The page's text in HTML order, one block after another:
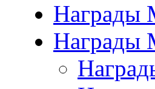
Награды
Награды